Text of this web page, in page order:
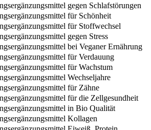
gegen Schlafstörungen
für Schönheit
für Stoffwechsel
gegen Stress
bei Veganer Ernährung
für Verdauung
für Wachstum
Wechseljahre
für Zähne
für die Zellgesundheit
in Bio Qualität
Kollagen